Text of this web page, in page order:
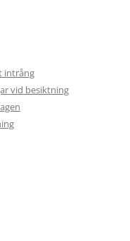
intrång
vid besiktning